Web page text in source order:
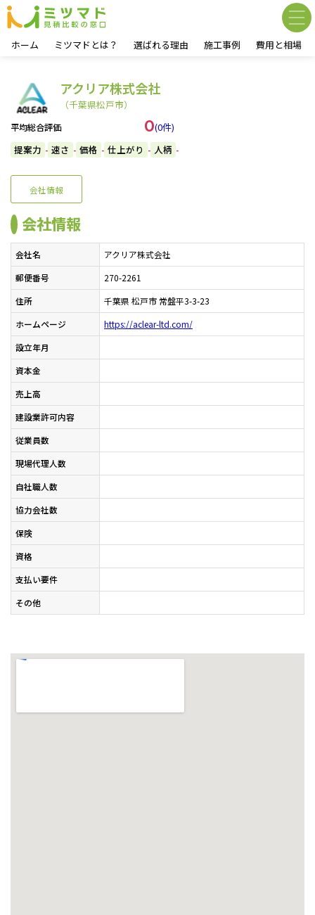
ホーム ミツマドとは？ 選ばれる理由 施工事例 費用と相場
平均総合評価 0(0件)
提案力 - 速さ - 価格 - 仕上がり - 人柄 -
アクリア株式会社
（千葉県松戸市）
会社情報
会社情報
会社名
アクリア株式会社
郵便番号
270-2261
住所
千葉県 松戸市 常盤平3-3-23
ホームページ
https://aclear-ltd.com/
設立年月
資本金
売上高
建設業許可内容
従業員数
現場代理人数
自社職人数
協力会社数
保険
資格
支払い要件
その他